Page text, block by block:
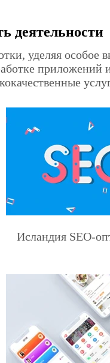
деятельности
уделяя особое
приложений
Исландия SEO-